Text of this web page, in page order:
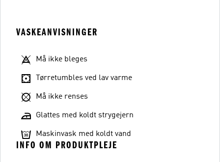
VASKEANVISNINGER
Må ikke bleges
Tørretumbles ved lav varme
Må ikke renses
Glattes med koldt strygejern
Maskinvask med koldt vand
INFO OM PRODUKTPLEJE